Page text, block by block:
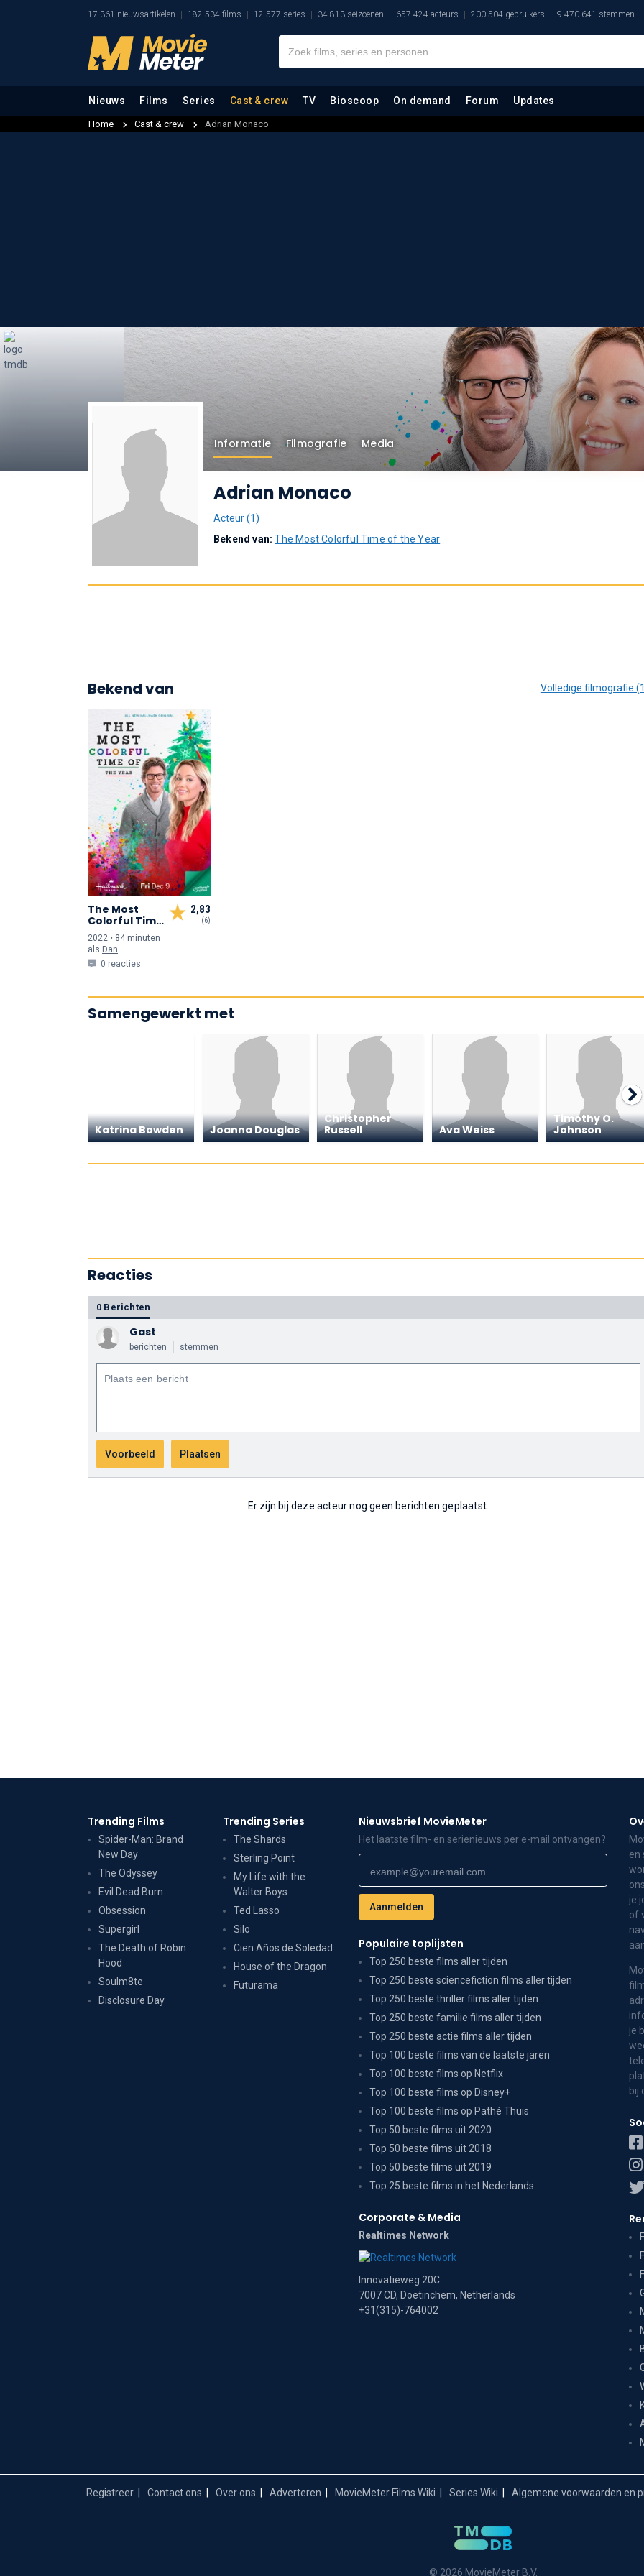
17.361 nieuwsartikelen 182.534 films 12.577 series 34.813 seizoenen 657.424 acteurs 200.504 gebruikers 9.470.641 stemmen
Nieuws Films Series Cast & crew TV Bioscoop On demand Forum Updates
Home Cast & crew Adrian Monaco
Informatie Filmografie Media
Adrian Monaco
Acteur (1)
Bekend van:The Most Colorful Time of the Year
Bekend van Volledige filmografie
2,83
(6)
The Most
Colorful Time
of the Year
2022 • 84 minuten
als Dan
0 reacties
Samengewerkt met
Katrina Bowden Joanna Douglas
Christopher
Russell
Ava Weiss
Timothy O.
Johnson
Reacties
0 Berichten
Gast
berichten stemmen
Er zijn bij deze acteur nog geen berichten geplaatst.
Trending Films
Spider-Man: Brand
New Day
The Odyssey
Evil Dead Burn
Obsession
Supergirl
The Death of Robin
Hood
Soulm8te
Disclosure Day
Trending Series
The Shards
Sterling Point
My Life with the
Walter Boys
Ted Lasso
Silo
Cien Años de Soledad
House of the Dragon
Futurama
Nieuwsbrief MovieMeter
Het laatste film- en serienieuws per e-mail ontvangen?
Populaire toplijsten
Top 250 beste films aller tijden
Top 250 beste sciencefiction films aller tijden
Top 250 beste thriller films aller tijden
Top 250 beste familie films aller tijden
Top 250 beste actie films aller tijden
Top 100 beste films van de laatste jaren
Top 100 beste films op Netflix
Top 100 beste films op Disney+
Top 100 beste films op Pathé Thuis
Top 50 beste films uit 2020
Top 50 beste films uit 2018
Top 50 beste films uit 2019
Top 25 beste films in het Nederlands
Corporate & Media
Realtimes Network
Innovatieweg 20C
7007 CD, Doetinchem, Netherlands
+31(315)-764002
en
je
of
je
bij
Registreer Contact ons Over ons Adverteren MovieMeter Films Wiki Series Wiki Algemene voorwaarden en
© 2026 MovieMeter B.V.